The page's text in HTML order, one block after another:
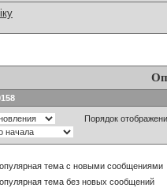
Порядок
тема с новыми сообщениями
тема без новых сообщений